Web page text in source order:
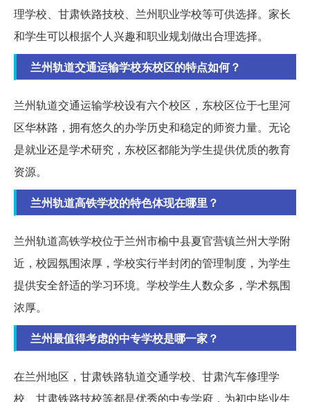
理学校、甘肃铁路技校、兰州职业学校等可供选择。家长
和学生可以根据个人兴趣和职业规划做出合理选择。
兰州轨道交通运输学校东校区的特点如何？
兰州轨道交通运输学校设有六个校区，东校区位于七里河
区华林路，拥有悠久的办学历史和稳定的师资力量。无论
是就业还是学术研究，东校区都能为学生提供优质的教育
资源。
兰州轨道高铁学校的特色体现在哪里？
兰州轨道高铁学校位于兰州市榆中县夏官营镇兰州大学附
近，校园氛围浓厚，学校实行半封闭的管理制度，为学生
提供安全舒适的学习环境。学校学生人数众多，学术氛围
浓厚。
兰州最值得考虑的中专学校是哪一家？
在兰州地区，甘肃铁路轨道交通学校、甘肃汽车修理学
校、甘肃铁路技校等都是优秀的中专学府，为初中毕业生